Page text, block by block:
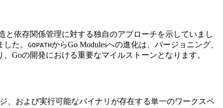
と依存関係管理に対する独自のアプローチを示していまし
た。 GOPATHからGo Modulesへの進化は、バージョニング、
Goの開発における重要なマイルストーンとなります。
、および実行可能なバイナリが存在する単一のワークスペ